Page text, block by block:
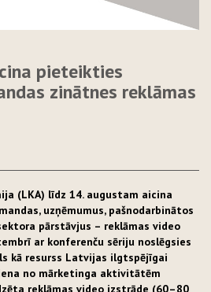
pieteikties
zinātnes reklāmas
(LKA) līdz 14. augustam aicina
uzņēmumus, pašnodarbinātos
pārstāvjus – reklāmas video
ar konferenču sēriju noslēgsies
kā resurss Latvijas ilgtspējīgai
no mārketinga aktivitātēm